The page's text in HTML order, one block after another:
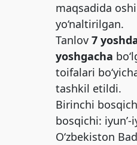
maqsadida
yo‘naltirilgan.
Tanlov 7
yoshgacha
toifalari
tashkil etildi.
Birinchi
bosqichi: iyun’-
O‘zbekiston